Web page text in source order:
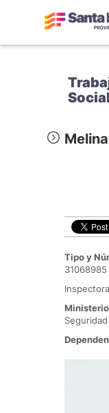
Social
Tipo y
31068985
Inspectora